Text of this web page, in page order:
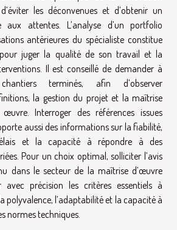
les déconvenues et d’obtenir un
aux attentes. L’analyse d’un portfolio
antérieures du spécialiste constitue
juger la qualité de son travail et la
Il est conseillé de demander à
terminés, afin d’observer
la gestion du projet et la maîtrise
Interroger des références issues
aussi des informations sur la fiabilité,
et la capacité à répondre à des
Pour un choix optimal, solliciter l’avis
dans le secteur de la maîtrise d’œuvre
avec précision les critères essentiels à
polyvalence, l’adaptabilité et la capacité à
normes techniques.